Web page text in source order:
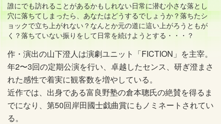
誰にでも訪れることがあるかもしれない日常に潜む小さな落とし
穴に落ちてしまったら、あなたはどうするでしょうか？落ちたシ
ョックで立ち上がれない？なんとか元の道に這い上がろうともが
く？落ちていない振りをして日常を続けようとする・・・？
作・演出の山下澄人は演劇ユニット「FICTION」を主宰。
年2〜3回の定期公演を行い、卓越したセンス、研ぎ澄まさ
れた感性で着実に観客数を増やしている。
近作では、出身である富良野塾の倉本聰氏の絶賛を得るま
でになり、第50回岸田國士戯曲賞にもノミネートされてい
る。